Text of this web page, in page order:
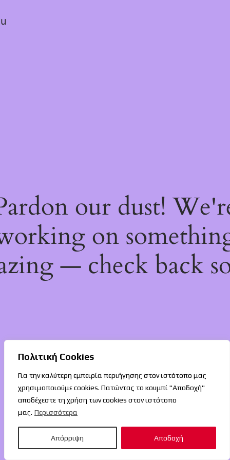
Πολιτική Cookies
Για την καλύτερη εμπειρία περιήγησης στον ιστότοπο μας
χρησιμοποιούμε cookies. Πατώντας το κουμπί "Αποδοχή"
αποδέχεστε τη χρήση των cookies στον ιστότοπο
μας. Περισσότερα
Απόρριψη Αποδοχή
our dust!
on
— check back